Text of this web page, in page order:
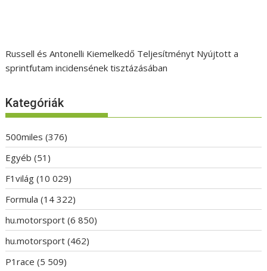
Russell és Antonelli Kiemelkedő Teljesítményt Nyújtott a
sprintfutam incidensének tisztázásában
Kategóriák
500miles (376)
Egyéb (51)
F1világ (10 029)
Formula (14 322)
hu.motorsport (6 850)
hu.motorsport (462)
P1race (5 509)